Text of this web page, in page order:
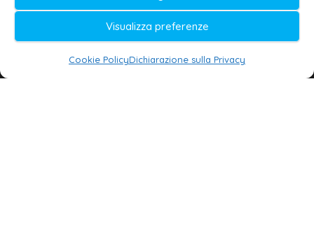
Visualizza preferenze
Cookie PolicyDichiarazione sulla Privacy
Daniele G. Masciullo
Galatina24 è marchio registrato dal Ministero
delle Imprese